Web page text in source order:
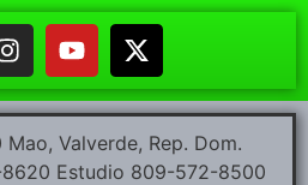
Valverde, Rep. Dom.
Estudio 809-572-8500